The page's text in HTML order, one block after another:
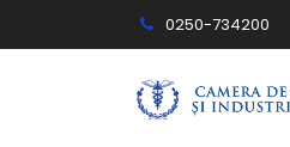
0250-734200